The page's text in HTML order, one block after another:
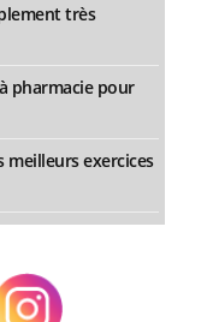
très
pharmacie pour
exercices